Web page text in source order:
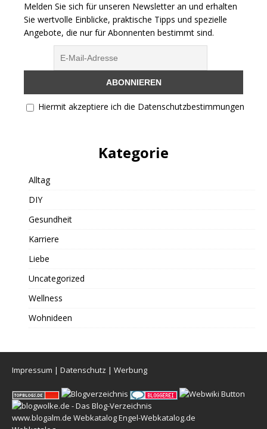
Melden Sie sich für unseren Newsletter an und erhalten
Sie wertvolle Einblicke, praktische Tipps und spezielle
Angebote, die nur für Abonnenten bestimmt sind.
Hiermit akzeptiere ich die Datenschutzbestimmungen
Kategorie
Alltag
DIY
Gesundheit
Karriere
Liebe
Uncategorized
Wellness
Wohnideen
Impressum | Datenschutz | Werbung
www.blogalm.de WebkatalogEngel-Webkatalog.de